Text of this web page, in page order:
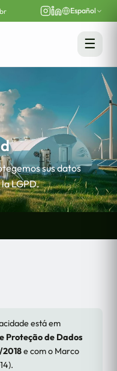
Español
☰
sus datos
LGPD.
está em
Proteção de Dados
2018e com o Marco